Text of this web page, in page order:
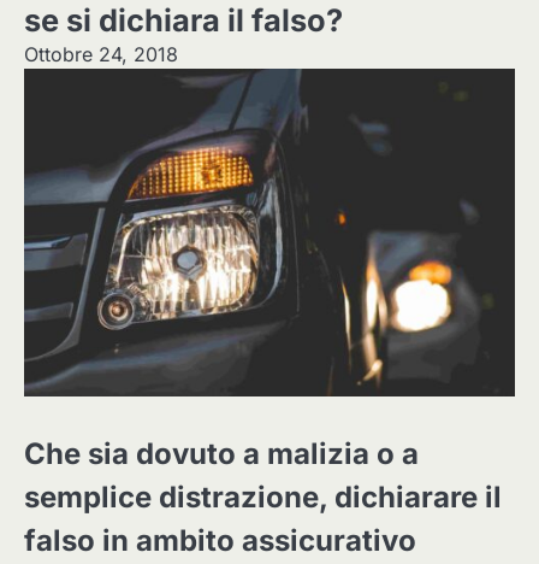
se si dichiara il falso?
Ottobre 24, 2018
Che sia dovuto a malizia o a
semplice distrazione, dichiarare il
falso in ambito assicurativo